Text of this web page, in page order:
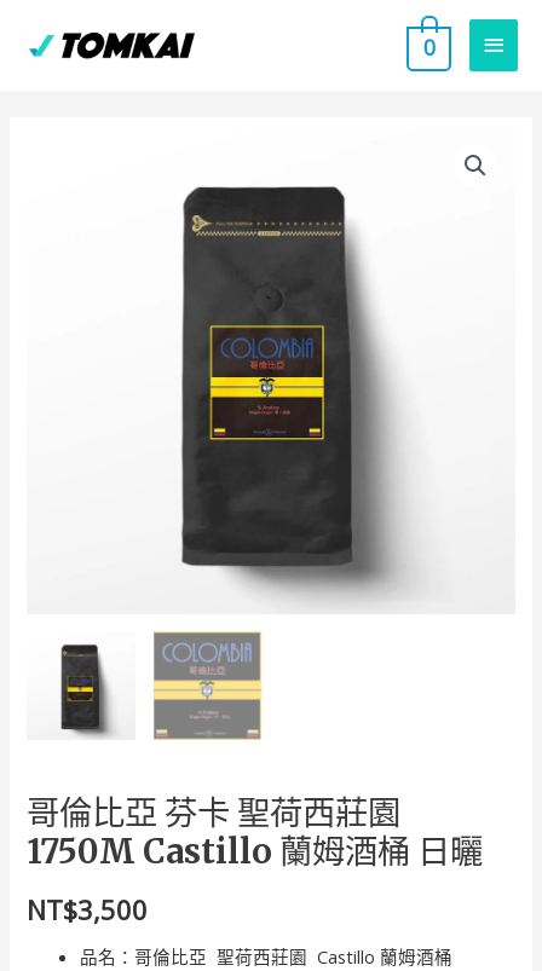
主
要
單
0
哥倫比亞 芬卡 聖荷西莊園
1750M Castillo 蘭姆酒桶 日曬
NT$3,500
品名：哥倫比亞 聖荷西莊園 Castillo 蘭姆酒桶